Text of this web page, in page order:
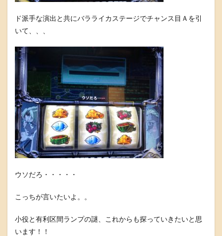
ド派手な演出と共にバラライカステージでチャンス目Ａを引
いて、、、
ウソだろ・・・・・
こっちが言いたいよ。。
小役と有利区間ランプの謎、これからも探っていきたいと思
います！！